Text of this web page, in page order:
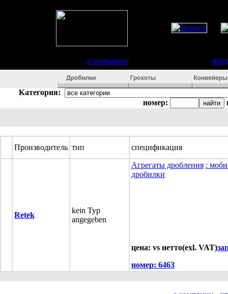
о компании
Категория:
номер:
Производитель тип спецификация
Retek
kein Typ
angegeben
Агрегаты дробления :
дробилки
цена: vs нетто(exl. VAT)
номер: 6463